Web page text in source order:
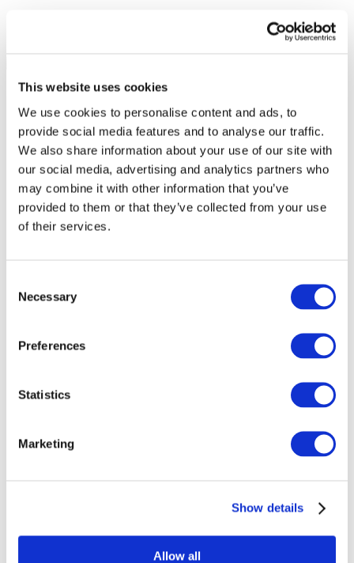
This website uses cookies
We use cookies to personalise content and ads, to
provide social media features and to analyse our traffic.
We also share information about your use of our site with
our social media, advertising and analytics partners who
may combine it with other information that you’ve
provided to them or that they’ve collected from your use
of their services.
Selection
Necessary
Preferences
Statistics
Marketing
Show details
Allow all
Concertos